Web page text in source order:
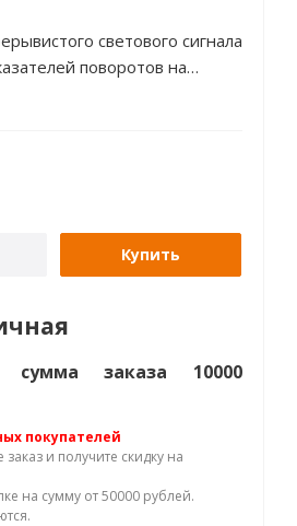
светового сигнала
поворотов на
Купить
сумма заказа 10000
покупателей
и получите скидку на
на сумму от 50000 рублей.